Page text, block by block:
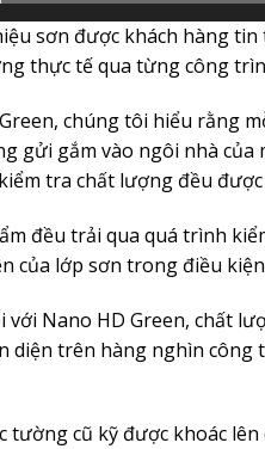
sơn được khách hàng
thực tế qua từng công
chúng tôi hiểu rằng
gửi gắm vào ngôi nhà
tra chất lượng đều
đều trải qua quá trình
của lớp sơn trong điều
với Nano HD Green, chất
diện trên hàng nghìn
tường cũ kỹ được khoác